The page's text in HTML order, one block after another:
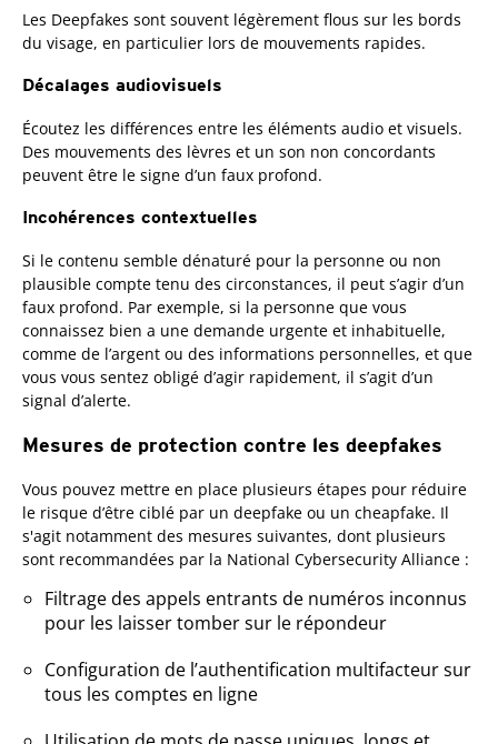
Les Deepfakes sont souvent légèrement flous sur les bords
du visage, en particulier lors de mouvements rapides.
Décalages audiovisuels
Écoutez les différences entre les éléments audio et visuels.
Des mouvements des lèvres et un son non concordants
peuvent être le signe d’un faux profond.
Incohérences contextuelles
Si le contenu semble dénaturé pour la personne ou non
plausible compte tenu des circonstances, il peut s’agir d’un
faux profond. Par exemple, si la personne que vous
connaissez bien a une demande urgente et inhabituelle,
comme de l’argent ou des informations personnelles, et que
vous vous sentez obligé d’agir rapidement, il s’agit d’un
signal d’alerte.
Mesures de protection contre les deepfakes
Vous pouvez mettre en place plusieurs étapes pour réduire
le risque d’être ciblé par un deepfake ou un cheapfake. Il
s'agit notamment des mesures suivantes, dont plusieurs
sont recommandées par la National Cybersecurity Alliance :
Filtrage des appels entrants de numéros inconnus
pour les laisser tomber sur le répondeur
Configuration de l’authentification multifacteur sur
tous les comptes en ligne